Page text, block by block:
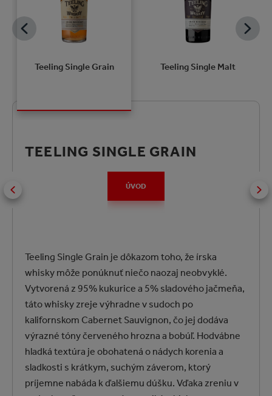
Teeling Single Grain Teeling Single Malt
TEELING SINGLE GRAIN
ÚVOD
Teeling Single Grain je dôkazom toho, že írska
whisky môže ponúknuť niečo naozaj neobvyklé.
Vytvorená z 95% kukurice a 5% sladového jačmeňa,
táto whisky zreje výhradne v sudoch po
kalifornskom Cabernet Sauvignon, čo jej dodáva
výrazné tóny červeného hrozna a bobúľ. Hodvábne
hladká textúra je obohatená o nádych korenia a
sladkosti s krátkym, suchým záverom, ktorý
príjemne nabáda k ďalšiemu dúšku. Vďaka zreniu v